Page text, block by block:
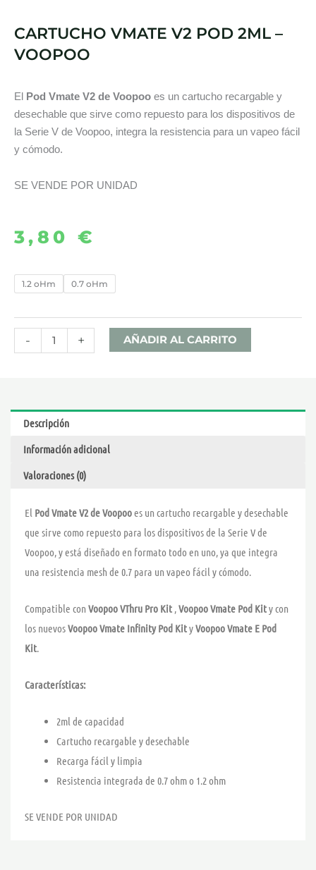
CARTUCHO VMATE V2 POD 2ML –
VOOPOO
El Pod Vmate V2 de Voopoo es un cartucho recargable y
desechable que sirve como repuesto para los dispositivos de
la Serie V de Voopoo, integra la resistencia para un vapeo fácil
y cómodo.
SE VENDE POR UNIDAD
3,80 €
1.2 oHm 0.7 oHm
-
CARTUCHO
V2
2ML
cantidad
+ AÑADIR AL CARRITO
Descripción
Información adicional
Valoraciones (0)
El Pod Vmate V2 de Voopooes un cartucho recargable y desechable
que sirve como repuesto para los dispositivos de la Serie V de
Voopoo, y está diseñado en formato todo en uno, ya que integra
una resistencia mesh de 0.7 para un vapeo fácil y cómodo.
Compatible con Voopoo VThru Pro Kit ,Voopoo Vmate Pod Kity con
los nuevosVoopoo Vmate Infinity Pod KityVoopoo Vmate E Pod
Kit.
Características:
2ml de capacidad
Cartucho recargable y desechable
Recarga fácil y limpia
Resistencia integrada de 0.7 ohm o 1.2 ohm
SE VENDE POR UNIDAD